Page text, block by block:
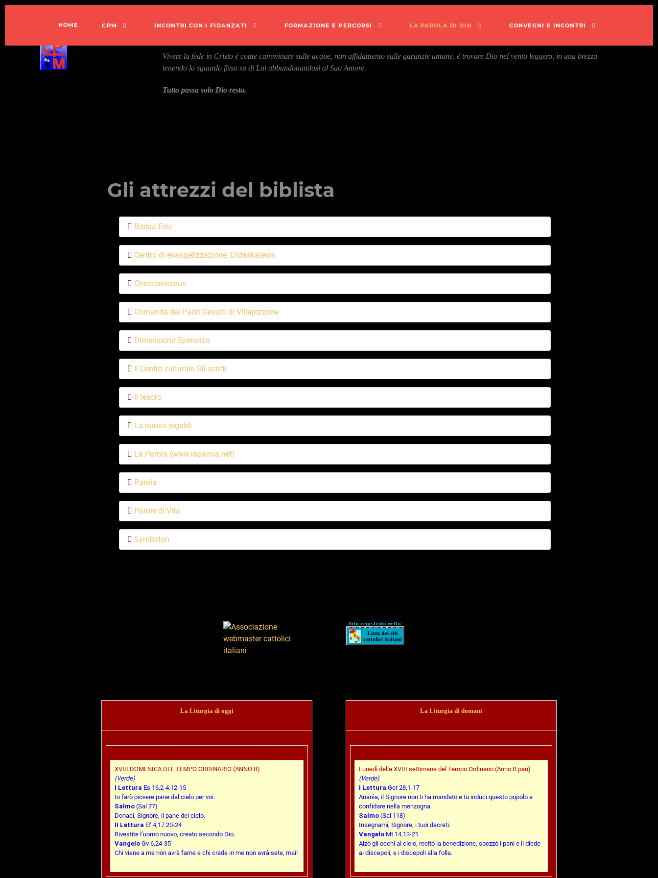
Vivere la fede in Cristo é come camminare sulle acque, non affidamento sulle garanzie umane, é trovare Dio nel vento leggero, in una brezza
tenendo lo sguardo fisso su di Lui abbandonandosi al Suo Amore.
Tutto passa solo Dio resta.
HOME CPM INCONTRI CON I FIDANZATI FORMAZIONE E PERCORSI LA PAROLA DI DIO CONVEGNI E INCONTRI
Gli attrezzi del biblista
Bibbia Edu
Centro di evangelizzazione: Didaskaleion
Christianismus
Comunità dei Padri Gesuiti di Villapizzone
Dimensione Speranza
Il Centro culturale Gli scritti
Il tesoro
La nuova regaldi
La Parola (www.laparola.net)
Parola
Parole di Vita
Symbolon
La Liturgia di oggi
XVIII DOMENICA DEL TEMPO ORDINARIO (ANNO B)
(Verde)
I Lettura Es 16,2-4.12-15
Io farò piovere pane dal cielo per voi.
Salmo(Sal 77)
Donaci, Signore, il pane del cielo.
II Lettura Ef 4,17.20-24
Rivestite l’uomo nuovo, creato secondo Dio.
VangeloGv 6,24-35
Chi viene a me non avrà fame e chi crede in me non avrà sete, mai!
La Liturgia di domani
Lunedì della XVIII settimana del Tempo Ordinario (Anno B pari)
(Verde)
I Lettura Ger 28,1-17
Ananìa, il Signore non ti ha mandato e tu induci questo popolo a
confidare nella menzogna.
Salmo (Sal 118)
Insegnami, Signore, i tuoi decreti.
Vangelo Mt 14,13-21
Alzò gli occhi al cielo, recitò la benedizione, spezzò i pani e li diede
ai discepoli, e i discepoli alla folla.